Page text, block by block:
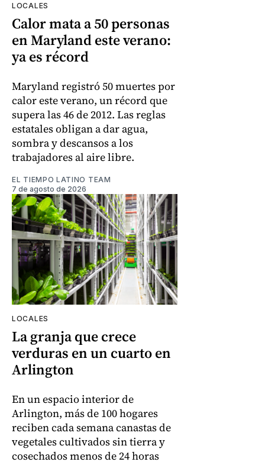
LOCALES
Calor mata a 50 personas
en Maryland este verano:
ya es récord
Maryland registró 50 muertes por
calor este verano, un récord que
supera las 46 de 2012. Las reglas
estatales obligan a dar agua,
sombra y descansos a los
trabajadores al aire libre.
EL TIEMPO LATINO TEAM
7 de agosto de 2026
LOCALES
La granja que crece
verduras en un cuarto en
Arlington
En un espacio interior de
Arlington, más de 100 hogares
reciben cada semana canastas de
vegetales cultivados sin tierra y
cosechados menos de 24 horas